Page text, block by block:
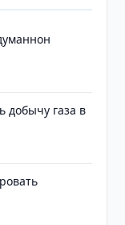
добычу газа в